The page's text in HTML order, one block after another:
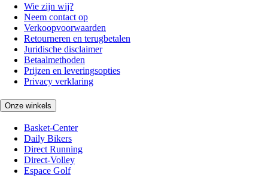
Wie zijn wij?
Neem contact op
Verkoopvoorwaarden
Retourneren en terugbetalen
Juridische disclaimer
Betaalmethoden
Prijzen en leveringsopties
Privacy verklaring
Onze winkels
Basket-Center
Daily Bikers
Direct Running
Direct-Volley
Espace Golf